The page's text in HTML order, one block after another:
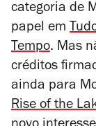
categoria de
papel em
Tempo. Mas
créditos
ainda para
Rise of the